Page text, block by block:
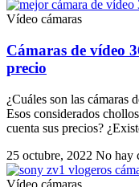
Vídeo cámaras
Cámaras de vídeo
precio
¿Cuáles son las cámaras
Esos considerados
cuenta sus precios?
25 octubre, 2022 No hay
Vídeo cámaras